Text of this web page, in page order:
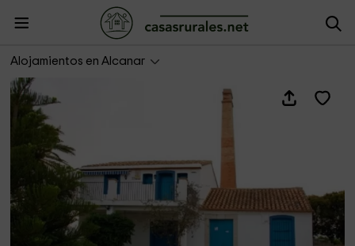
Alojamientos en Alcanar